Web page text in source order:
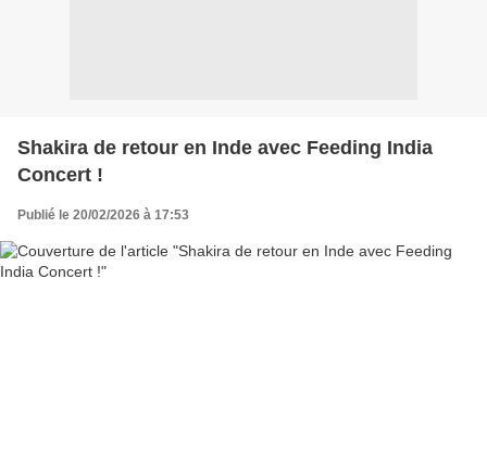
Shakira de retour en Inde avec Feeding India
Concert !
Publié le 20/02/2026 à 17:53